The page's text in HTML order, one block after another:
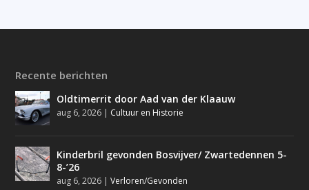
Recente berichten
Oldtimerrit door Aad van der Klaauw
aug 6, 2026 | Cultuur en Historie
Kinderbril gevonden Bosvijver/ Zwartedennen 5-
8-’26
aug 6, 2026 |Verloren/Gevonden